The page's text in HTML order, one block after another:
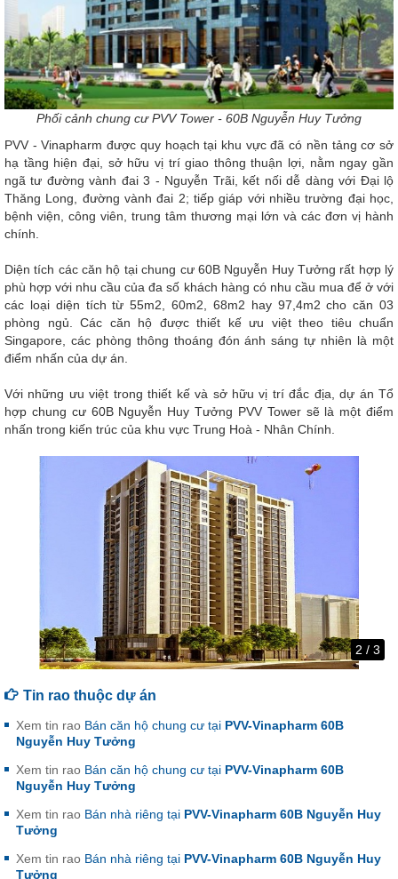
Phối cảnh chung cư PVV Tower - 60B Nguyễn Huy Tưởng
PVV - Vinapharm được quy hoạch tại khu vực đã có nền tảng cơ sở
hạ tầng hiện đại, sở hữu vị trí giao thông thuận lợi, nằm ngay gần
ngã tư đường vành đai 3 - Nguyễn Trãi, kết nối dễ dàng với Đại lộ
Thăng Long, đường vành đai 2; tiếp giáp với nhiều trường đại học,
bệnh viện, công viên, trung tâm thương mại lớn và các đơn vị hành
chính.
Diện tích các căn hộ tại chung cư 60B Nguyễn Huy Tưởng rất hợp lý
phù hợp với nhu cầu của đa số khách hàng có nhu cầu mua để ở với
các loại diện tích từ 55m2, 60m2, 68m2 hay 97,4m2 cho căn 03
phòng ngủ. Các căn hộ được thiết kế ưu việt theo tiêu chuẩn
Singapore, các phòng thông thoáng đón ánh sáng tự nhiên là một
điểm nhấn của dự án.
Với những ưu việt trong thiết kế và sở hữu vị trí đắc địa, dự án Tổ
hợp chung cư 60B Nguyễn Huy Tưởng PVV Tower sẽ là một điểm
nhấn trong kiến trúc của khu vực Trung Hoà - Nhân Chính.
3 / 3
Tin rao thuộc dự án
Xem tin rao Bán căn hộ chung cư tại PVV-Vinapharm 60B
Nguyễn Huy Tưởng
Xem tin rao Bán căn hộ chung cư tại PVV-Vinapharm 60B
Nguyễn Huy Tưởng
Xem tin rao Bán nhà riêng tại PVV-Vinapharm 60B Nguyễn Huy
Tưởng
Xem tin rao Bán nhà riêng tại PVV-Vinapharm 60B Nguyễn Huy
Tưởng